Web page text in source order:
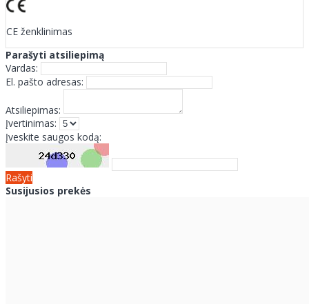
CE ženklinimas
Parašyti atsiliepimą
Vardas:
El. pašto adresas:
Atsiliepimas:
Įvertinimas:
Įveskite saugos kodą:
Rašyti
Susijusios prekės